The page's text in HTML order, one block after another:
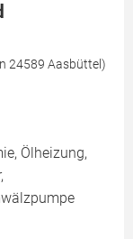
24589 Aasbüttel)
Ölheizung,